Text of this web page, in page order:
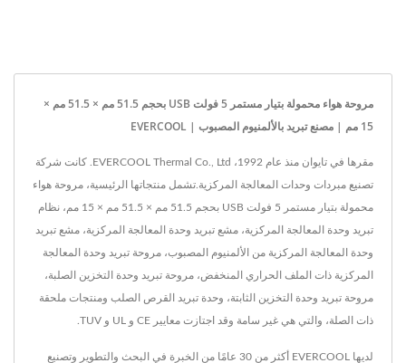
مروحة هواء محمولة بتيار مستمر 5 فولت USB بحجم 51.5 مم × 51.5 مم ×
15 مم | مصنع تبريد بالألمنيوم المصبوب | EVERCOOL
مقرها في تايوان منذ عام 1992، EVERCOOL Thermal Co., Ltd. كانت شركة
تصنيع مبردات وحدات المعالجة المركزية.تشمل منتجاتها الرئيسية، مروحة هواء
محمولة بتيار مستمر 5 فولت USB بحجم 51.5 مم × 51.5 مم × 15 مم، نظام
تبريد وحدة المعالجة المركزية، مشع تبريد وحدة المعالجة المركزية، مشع تبريد
وحدة المعالجة المركزية من الألمنيوم المصبوب، مروحة تبريد وحدة المعالجة
المركزية ذات الملف الحراري المنخفض، مروحة تبريد وحدة التخزين الصلبة،
مروحة تبريد وحدة التخزين الثابتة، وحدة تبريد القرص الصلب ومنتجات ملحقة
ذات الصلة، والتي هي غير سامة وقد اجتازت معايير CE و UL و TUV.
لديها EVERCOOL أكثر من 30 عامًا من الخبرة في البحث والتطوير وتصنيع